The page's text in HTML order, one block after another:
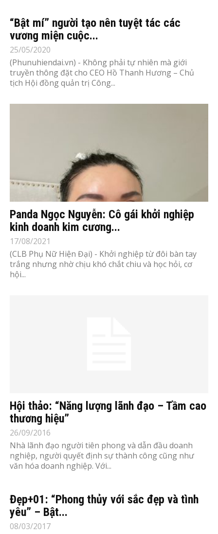
“Bật mí” người tạo nên tuyệt tác các
vương miện cuộc...
25/05/2020
(Phunuhiendai.vn) - Không phải tự nhiên mà giới
truyền thông đặt cho CEO Hồ Thanh Hương – Chủ
tịch Hội đồng quản trị Công...
Panda Ngọc Nguyễn: Cô gái khởi nghiệp
kinh doanh kim cương...
17/08/2021
(CLB Phụ Nữ Hiện Đại) - Khởi nghiệp từ đôi bàn tay
trắng nhưng nhờ chịu khó chắt chiu và học hỏi, cơ
hội...
Hội thảo: “Năng lượng lãnh đạo – Tầm cao
thương hiệu”
26/09/2016
Nhà lãnh đạo người tiên phong và dẫn đầu doanh
nghiệp, người quyết định sự thành công cũng như
văn hóa doanh nghiệp. Với...
Đẹp+01: “Phong thủy với sắc đẹp và tình
yêu” – Bật...
08/03/2017